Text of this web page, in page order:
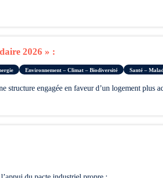
2026 » :
Environnement – Climat – Biodiversité Santé –
structure engagée en faveur d’un logement plus